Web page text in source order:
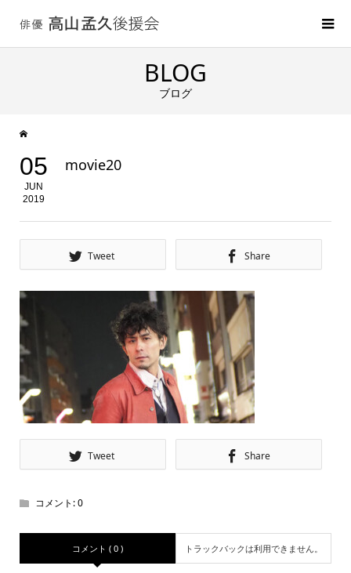
BLOG
ブログ
05
JUN
2019
movie20
Tweet Share
Tweet Share
コメント:0
コメント ( 0 ) トラックバックは利用できません。